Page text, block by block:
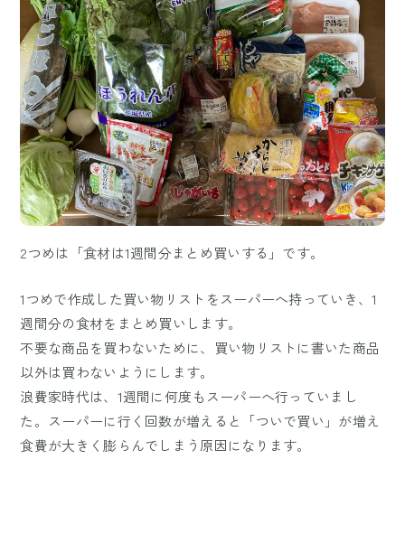
2つめは「食材は1週間分まとめ買いする」です。
1つめで作成した買い物リストをスーパーへ持っていき、1
週間分の食材をまとめ買いします。
不要な商品を買わないために、買い物リストに書いた商品
以外は買わないようにします。
浪費家時代は、1週間に何度もスーパーへ行っていまし
た。スーパーに行く回数が増えると「ついで買い」が増え
食費が大きく膨らんでしまう原因になります。